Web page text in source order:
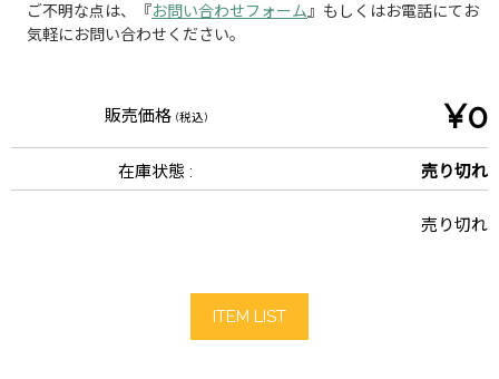
ご不明な点は、『お問い合わせフォーム 』もしくはお電話にてお
気軽にお問い合わせください。
販売価格 (税込) ¥0
在庫状態 : 売り切れ
売り切れ
ITEM LIST